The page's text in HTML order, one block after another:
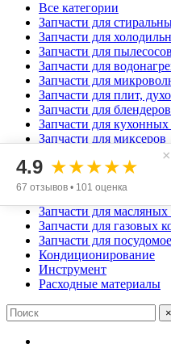
Все категории
Запчасти для
Запчасти для
Запчасти для пылесосов
Запчасти для
Запчасти для
Запчасти для плит,
Запчасти для блендеров
Запчасти для
Запчасти для миксеров
Запчасти для аэрогрилей
Запчасти для мясорубок
Запчасти для хлебопечек
Запчасти для
Запчасти для масляных
Запчасти для газовых
Запчасти для
Кондиционирование
Инструмент
Расходные материалы
×
×
4.9 ★★★★★
67 отзывов • 101 оценка